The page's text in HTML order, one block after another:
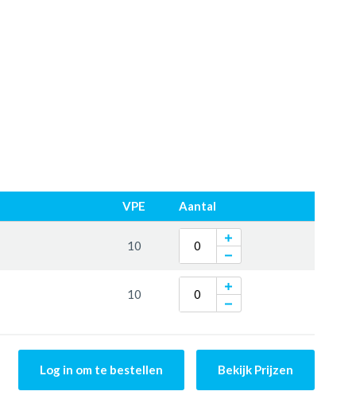
VPE Aantal
10
10
Log in om te bestellen Bekijk Prijzen